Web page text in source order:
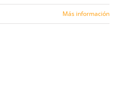
Más información